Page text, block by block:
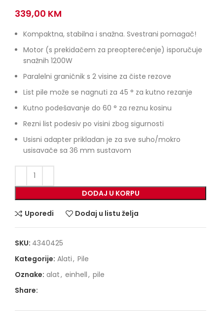
339,00 KM
Kompaktna, stabilna i snažna. Svestrani pomagač!
Motor (s prekidačem za preopterećenje) isporučuje
snažnih 1200W
Paralelni graničnik s 2 visine za čiste rezove
List pile može se nagnuti za 45 ° za kutno rezanje
Kutno podešavanje do 60 ° za reznu kosinu
Rezni list podesiv po visini zbog sigurnosti
Usisni adapter prikladan je za sve suho/mokro
usisavače sa 36 mm sustavom
DODAJ U KORPU
Uporedi Dodaj u listu želja
SKU: 4340425
Kategorije: Alati, Pile
Oznake: alat, einhell, pile
Share: